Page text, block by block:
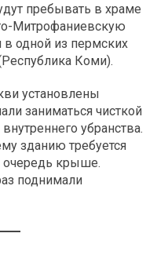
пребывать в храме
Митрофаниевскую
одной из пермских
Коми).
установлены
заниматься чисткой
убранства.
зданию требуется
очередь крыше.
поднимали